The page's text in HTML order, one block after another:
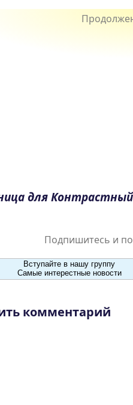
для Контрастный
Подпишитесь и
Вступайте в нашу группу
Самые интерестные новости
комментарий